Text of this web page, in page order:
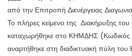
από την Επιτροπή Διενέργειας
Το πλήρες κείμενο της Διακήρυξης του
καταχωρήθηκε στο ΚΗΜΔΗΣ
αναρτήθηκε στη διαδικτυακή πύλη